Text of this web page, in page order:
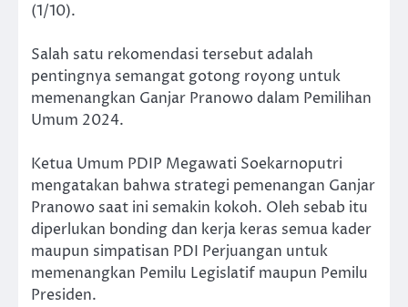
(1/10).
Salah satu rekomendasi tersebut adalah
pentingnya semangat gotong royong untuk
memenangkan Ganjar Pranowo dalam Pemilihan
Umum 2024.
Ketua Umum PDIP Megawati Soekarnoputri
mengatakan bahwa strategi pemenangan Ganjar
Pranowo saat ini semakin kokoh. Oleh sebab itu
diperlukan bonding dan kerja keras semua kader
maupun simpatisan PDI Perjuangan untuk
memenangkan Pemilu Legislatif maupun Pemilu
Presiden.